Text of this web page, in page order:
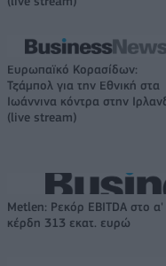
Ευρωπαϊκό Κορασίδων:
Τζάμπολ για την Εθνική στα
Ιωάννινα κόντρα στην
(live stream)
Metlen: Ρεκόρ EBITDA στο
κέρδη 313 εκατ. ευρώ